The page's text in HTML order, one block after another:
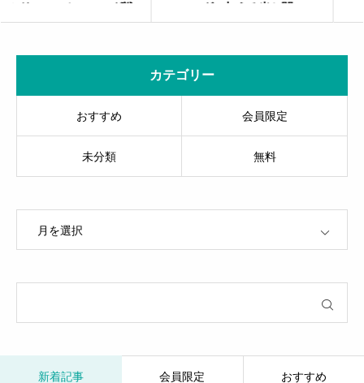
ティングに与える光と闇
ンを見つけるには？
カテゴリー
おすすめ 会員限定
未分類 無料
新着記事 会員限定 おすすめ